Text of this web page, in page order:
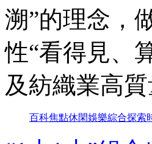
溯”的理念，
性“看得見、
及紡織業高
百科焦點休閑娛樂綜合探索